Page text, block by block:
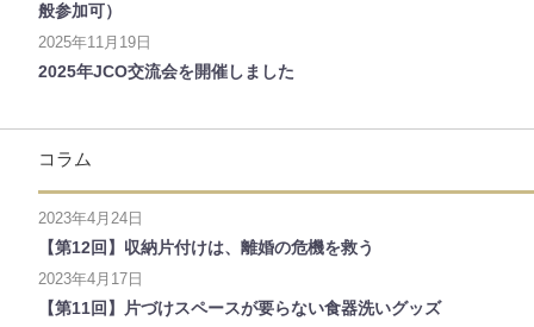
般参加可）
2025年11月19日
2025年JCO交流会を開催しました
コラム
2023年4月24日
【第12回】収納片付けは、離婚の危機を救う
2023年4月17日
【第11回】片づけスペースが要らない食器洗いグッズ